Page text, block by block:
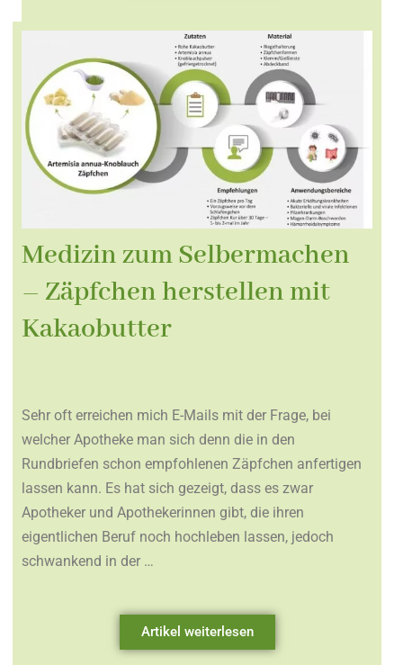
Medizin zum Selbermachen
– Zäpfchen herstellen mit
Kakaobutter
Sehr oft erreichen mich E-Mails mit der Frage, bei
welcher Apotheke man sich denn die in den
Rundbriefen schon empfohlenen Zäpfchen anfertigen
lassen kann. Es hat sich gezeigt, dass es zwar
Apotheker und Apothekerinnen gibt, die ihren
eigentlichen Beruf noch hochleben lassen, jedoch
schwankend in der …
Artikel weiterlesen